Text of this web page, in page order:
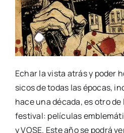
Echar la vis­ta atrás y poder
si­cos de todas las épo­cas,
hace una déca­da, es otro
fes­ti­val: pelí­cu­las
y VOSE. Este año se podrá